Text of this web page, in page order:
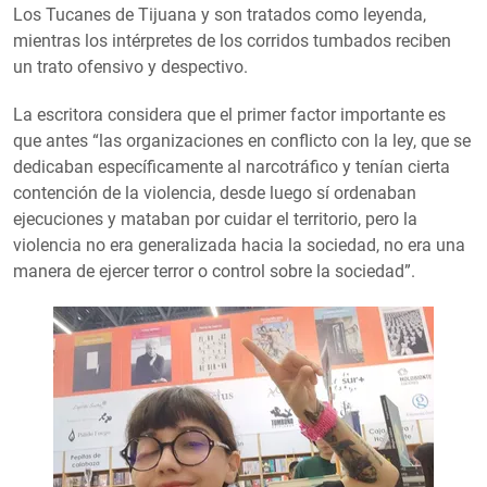
Los Tucanes de Tijuana y son tratados como leyenda,
mientras los intérpretes de los corridos tumbados reciben
un trato ofensivo y despectivo.
La escritora considera que el primer factor importante es
que antes “las organizaciones en conflicto con la ley, que se
dedicaban específicamente al narcotráfico y tenían cierta
contención de la violencia, desde luego sí ordenaban
ejecuciones y mataban por cuidar el territorio, pero la
violencia no era generalizada hacia la sociedad, no era una
manera de ejercer terror o control sobre la sociedad”.